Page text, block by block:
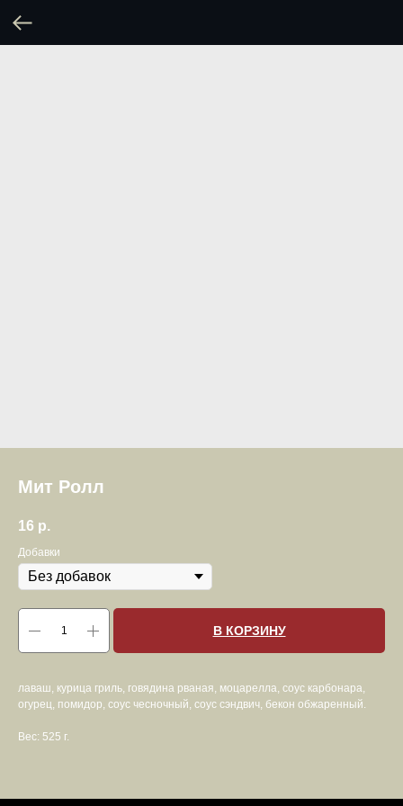
Мит Ролл
16 р.
Добавки
В КОРЗИНУ
лаваш, курица гриль, говядина рваная, моцарелла, соус карбонара,
огурец, помидор, соус чесночный, соус сэндвич, бекон обжаренный.
Вес: 525 г.